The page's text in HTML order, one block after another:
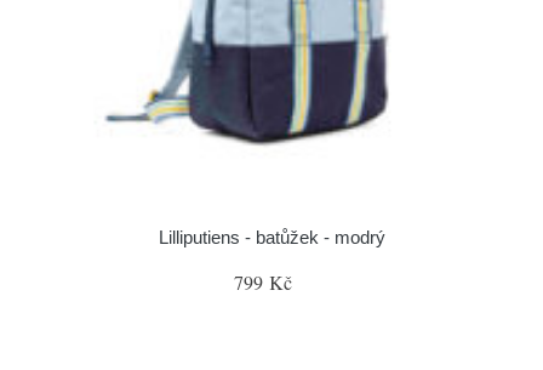
Lilliputiens - batůžek - modrý
799 Kč